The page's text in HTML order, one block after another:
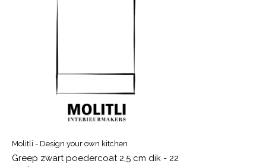
Molitli - Design your own kitchen
Greep zwart poedercoat 2,5 cm dik - 22